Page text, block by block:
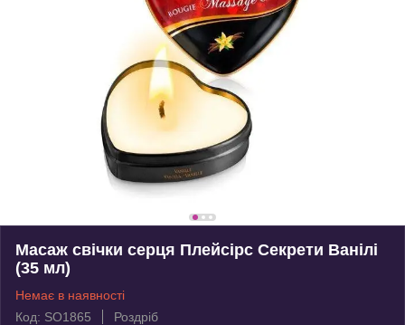
Масаж свічки серця Плейсірс Секрети Ванілі
(35 мл)
Немає в наявності
Код: SO1865
Роздріб